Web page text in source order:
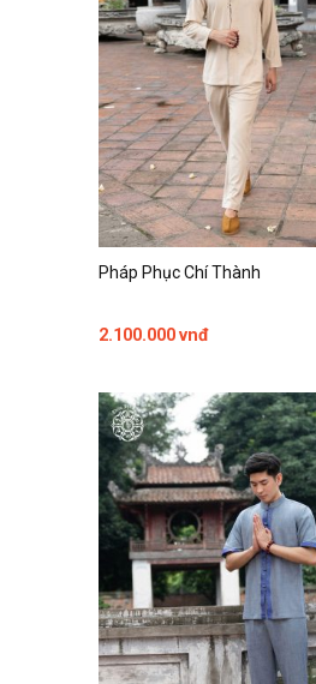
Pháp Phục Chí Thành
2.100.000vnđ